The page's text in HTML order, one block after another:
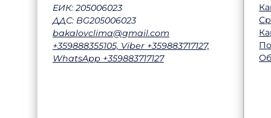
ЕИК: 205006023
ДДС: BG205006023
bakalovclima@gmail.com
+359888355105, Viber +359883717127,
WhatsApp +359883717127